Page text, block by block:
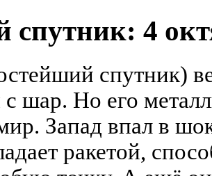
4
спутник)
с шар. Но его
Запад впал в
ракетой,